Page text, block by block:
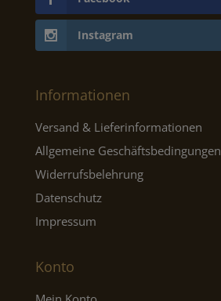
Instagram
Informationen
Versand & Lieferinformationen
Allgemeine Geschäftsbedingungen
Widerrufsbelehrung
Datenschutz
Impressum
Konto